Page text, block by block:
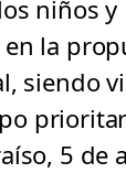
niños y
la
siendo
5 de